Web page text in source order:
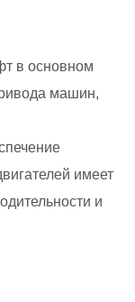
в основном
машин,
имеет
и